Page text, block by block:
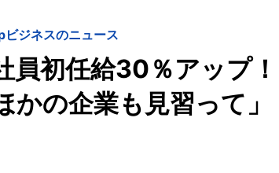
ビジネスのニュース
員初任給30％アップ
かの企業も見習って